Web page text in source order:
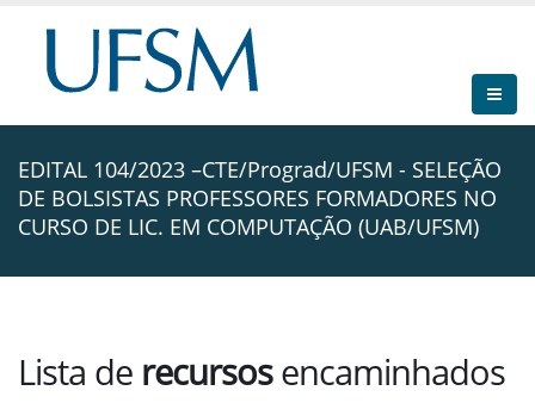
EDITAL 104/2023 –CTE/Prograd/UFSM - SELEÇÃO
DE BOLSISTAS PROFESSORES FORMADORES NO
CURSO DE LIC. EM COMPUTAÇÃO (UAB/UFSM)
Lista de recursosencaminhados